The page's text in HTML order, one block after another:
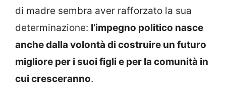
di madre sembra aver rafforzato la sua
determinazione: l’impegno politico nasce
anche dalla volontà di costruire un futuro
migliore per i suoi figli e per la comunità in
cui cresceranno.